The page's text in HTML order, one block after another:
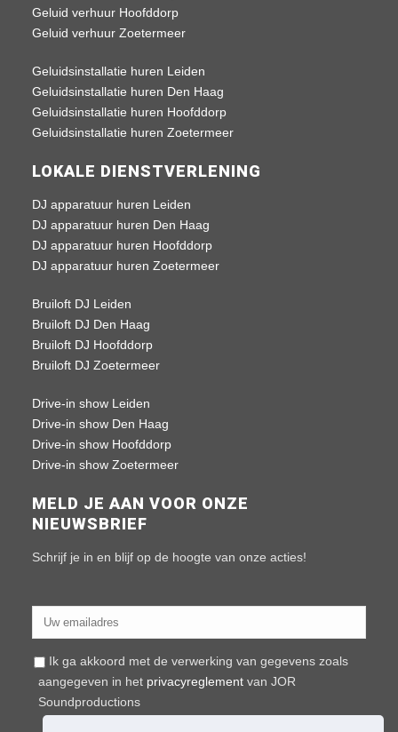
Geluid verhuur Hoofddorp
Geluid verhuur Zoetermeer
Geluidsinstallatie huren Leiden
Geluidsinstallatie huren Den Haag
Geluidsinstallatie huren Hoofddorp
Geluidsinstallatie huren Zoetermeer
LOKALE DIENSTVERLENING
DJ apparatuur huren Leiden
DJ apparatuur huren Den Haag
DJ apparatuur huren Hoofddorp
DJ apparatuur huren Zoetermeer
Bruiloft DJ Leiden
Bruiloft DJ Den Haag
Bruiloft DJ Hoofddorp
Bruiloft DJ Zoetermeer
Drive-in show Leiden
Drive-in show Den Haag
Drive-in show Hoofddorp
Drive-in show Zoetermeer
MELD JE AAN VOOR ONZE
NIEUWSBRIEF
Schrijf je in en blijf op de hoogte van onze acties!
Ik ga akkoord met de verwerking van gegevens zoals
aangegeven in het privacyreglement van JOR
Soundproductions